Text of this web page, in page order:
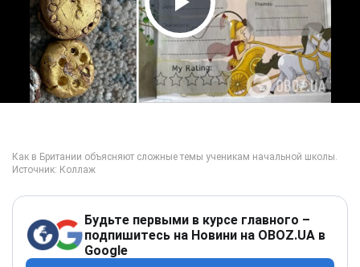
Play Video
Будьте первыми в курсе главного –
подпишитесь на Новини на OBOZ.UA в
Google